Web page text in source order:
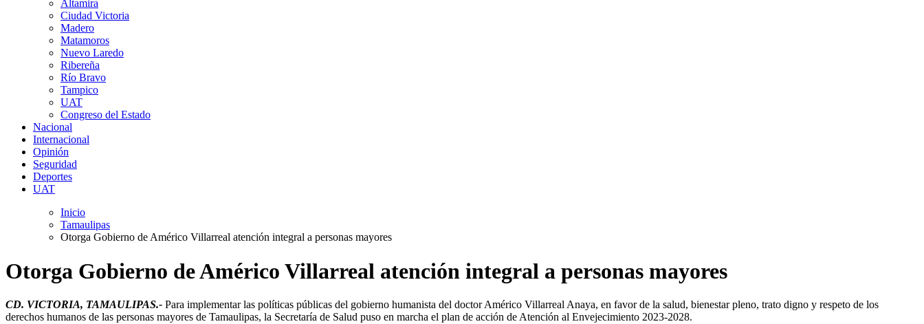
Altamira
Ciudad Victoria
Madero
Matamoros
Nuevo Laredo
Ribereña
Río Bravo
Tampico
UAT
Congreso del Estado
Nacional
Internacional
Opinión
Seguridad
Deportes
UAT
Inicio
Tamaulipas
Otorga Gobierno de Américo Villarreal atención integral a personas mayores
Otorga Gobierno de Américo Villarreal atención integral a personas mayores
CD. VICTORIA, TAMAULIPAS.- Para implementar las políticas públicas del gobierno humanista del doctor Américo Villarreal Anaya, en favor de la salud, bienestar pleno, trato digno y respeto de los
derechos humanos de las personas mayores de Tamaulipas, la Secretaría de Salud puso en marcha el plan de acción de Atención al Envejecimiento 2023-2028.